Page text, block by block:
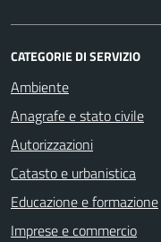
CATEGORIE DI SERVIZIO
Ambiente
Anagrafe e stato civile
Autorizzazioni
Catasto e urbanistica
Educazione e formazione
Imprese e commercio